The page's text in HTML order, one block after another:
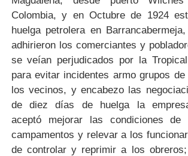
Colombia, y en Octubre de 1924
huelga petrolera en
adhirieron los comerciantes y
se veían perjudicados por la
para evitar incidentes armo grupos
los vecinos, y encabezo las
de diez días de huelga la
aceptó mejorar las condiciones
campamentos y relevar a los
de controlar y reprimir a los